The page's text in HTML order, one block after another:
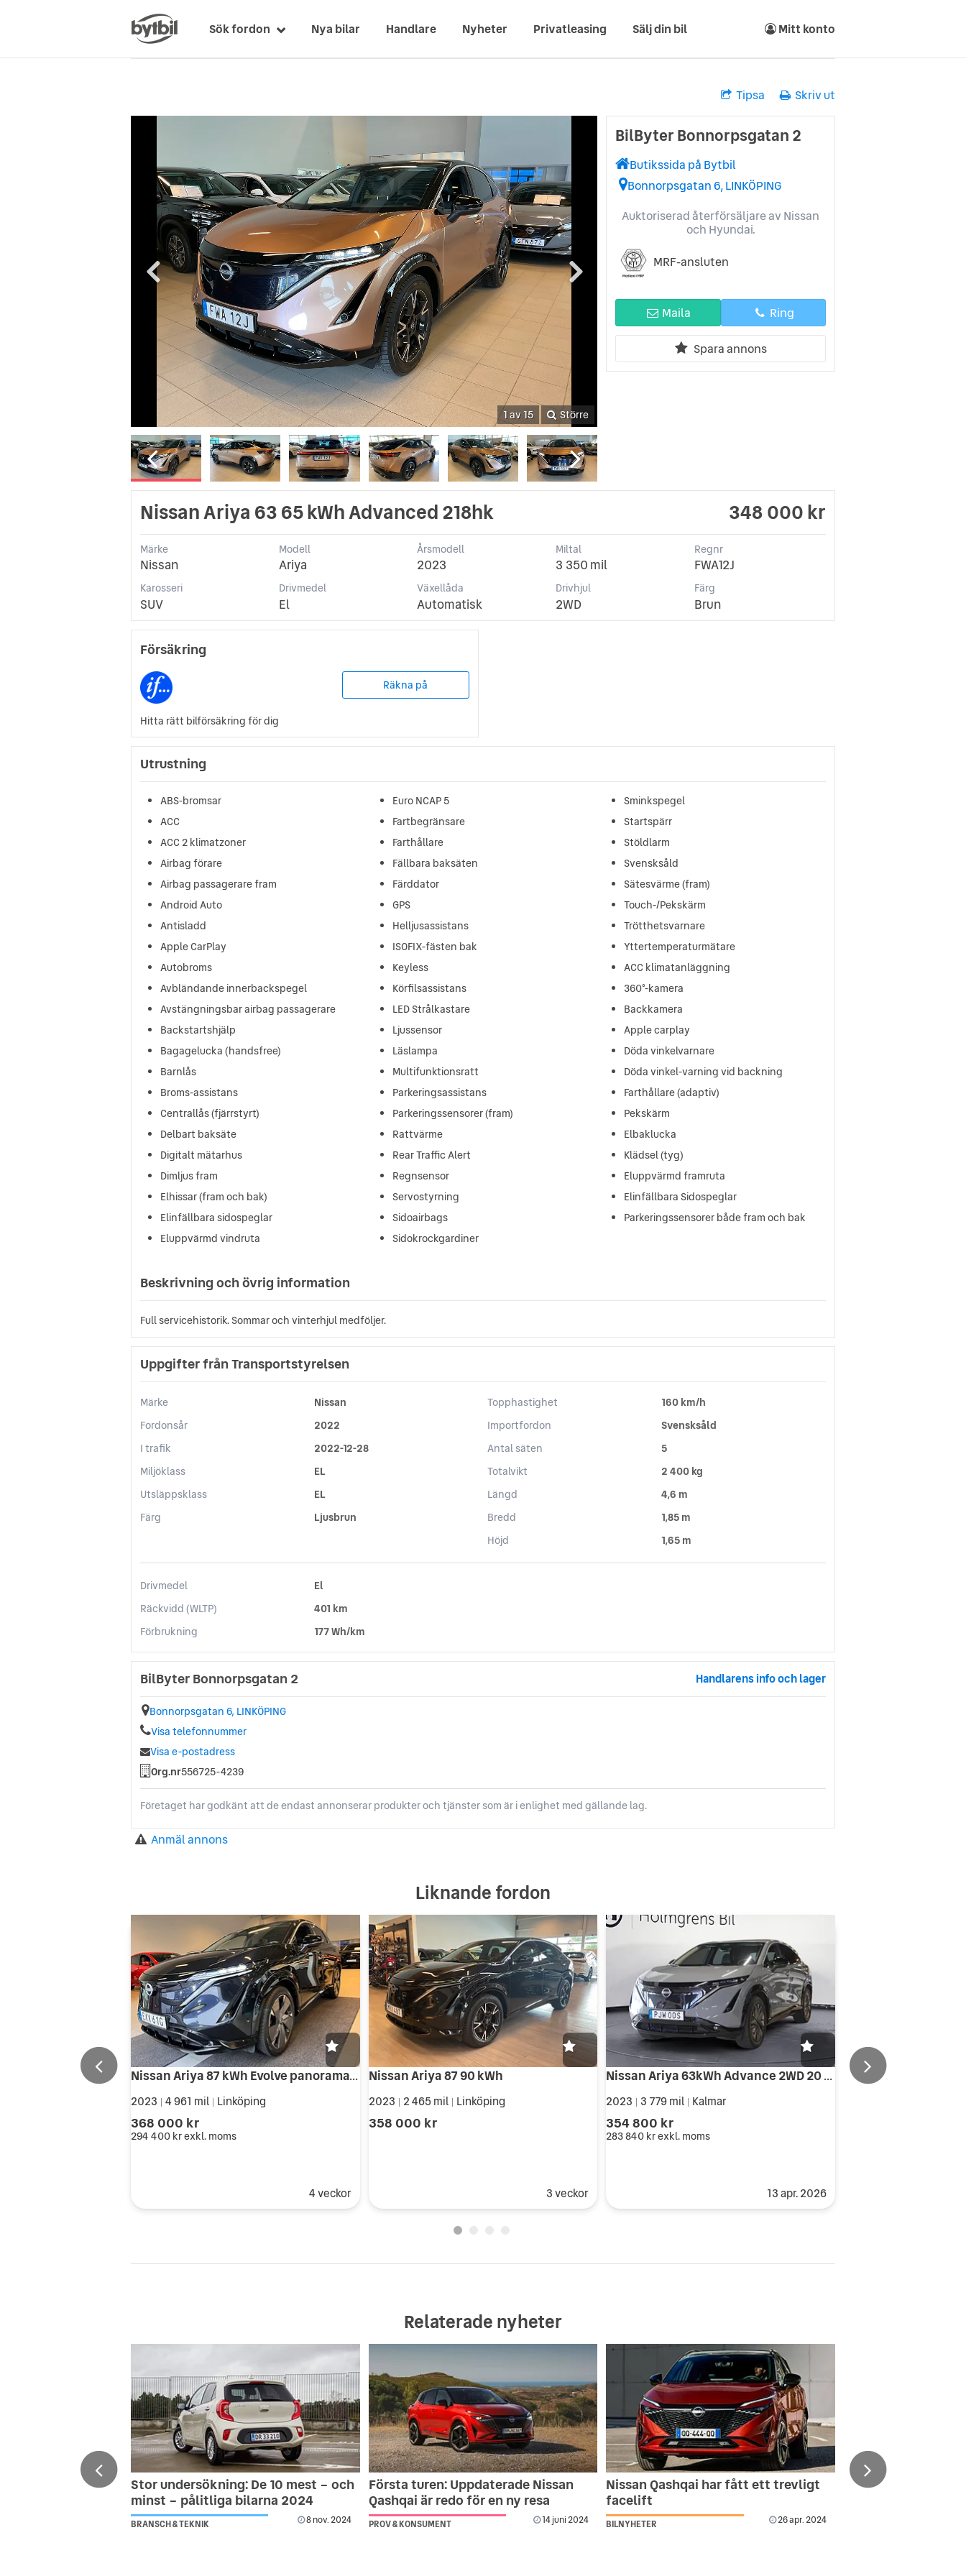
Sök fordon Nya bilar Handlare Nyheter Privatleasing Sälj din bil Mitt konto
Tipsa Skriv ut
1 av 15 Större
BilByter Bonnorpsgatan 2
Butikssida på Bytbil
Bonnorpsgatan 6, LINKÖPING
Auktoriserad återförsäljare av Nissan
och Hyundai.
MRF-ansluten
Maila Ring
Spara annons
Nissan Ariya 63 65 kWh Advanced 218hk 348 000 kr
Märke
Nissan
Modell
Ariya
Årsmodell
2023
Miltal
3 350 mil
Regnr
FWA12J
Karosseri
SUV
Drivmedel
El
Växellåda
Automatisk
Drivhjul
2WD
Färg
Brun
Försäkring
Räkna på
Hitta rätt bilförsäkring för dig
Utrustning
ABS-bromsar
ACC
ACC 2 klimatzoner
Airbag förare
Airbag passagerare fram
Android Auto
Antisladd
Apple CarPlay
Autobroms
Avbländande innerbackspegel
Avstängningsbar airbag passagerare
Backstartshjälp
Bagagelucka (handsfree)
Barnlås
Broms-assistans
Centrallås (fjärrstyrt)
Delbart baksäte
Digitalt mätarhus
Dimljus fram
Elhissar (fram och bak)
Elinfällbara sidospeglar
Eluppvärmd vindruta
Euro NCAP 5
Fartbegränsare
Farthållare
Fällbara baksäten
Färddator
GPS
Helljusassistans
ISOFIX-fästen bak
Keyless
Körfilsassistans
LED Strålkastare
Ljussensor
Läslampa
Multifunktionsratt
Parkeringsassistans
Parkeringssensorer (fram)
Rattvärme
Rear Traffic Alert
Regnsensor
Servostyrning
Sidoairbags
Sidokrockgardiner
Sminkspegel
Startspärr
Stöldlarm
Svensksåld
Sätesvärme (fram)
Touch-/Pekskärm
Trötthetsvarnare
Yttertemperaturmätare
ACC klimatanläggning
360°-kamera
Backkamera
Apple carplay
Döda vinkelvarnare
Döda vinkel-varning vid backning
Farthållare (adaptiv)
Pekskärm
Elbaklucka
Klädsel (tyg)
Eluppvärmd framruta
Elinfällbara Sidospeglar
Parkeringssensorer både fram och bak
Beskrivning och övrig information
Full servicehistorik. Sommar och vinterhjul medföljer.
Uppgifter från Transportstyrelsen
Märke
Nissan
Fordonsår
2022
I trafik
2022-12-28
Miljöklass
EL
Utsläppsklass
EL
Färg
Ljusbrun
Topphastighet
160 km/h
Importfordon
Svensksåld
Antal säten
5
Totalvikt
2 400 kg
Längd
4,6 m
Bredd
1,85 m
Höjd
1,65 m
Drivmedel
El
Räckvidd (WLTP)
401 km
Förbrukning
177 Wh/km
BilByter Bonnorpsgatan 2 Handlarens info och lager
Bonnorpsgatan 6, LINKÖPING
Visa telefonnummer
Visa e-postadress
Org.nr556725-4239
Företaget har godkänt att de endast annonserar produkter och tjänster som är i enlighet med gällande lag.
Anmäl annons
Liknande fordon
Nissan Ariya 87 kWh Evolve panorama, 2WD, 360
2023 4 961 mil Linköping
368 000 kr
294 400 krexkl. moms
4 veckor
Nissan Ariya 87 90 kWh
2023 | 2 465 mil | Linköping
358 000 kr
3 veckor
Nissan Ariya 63kWh Advance 2WD 20 Alu 22kw
2023 3 779 mil Kalmar
354 800 kr
283 840 krexkl. moms
13 apr. 2026
Relaterade nyheter
Stor undersökning: De 10 mest – och
minst – pålitliga bilarna 2024
BRANSCH & TEKNIK 8 nov. 2024
Första turen: Uppdaterade Nissan
Qashqai är redo för en ny resa
PROV & KONSUMENT 14 juni 2024
Nissan Qashqai har fått ett trevligt
facelift
BILNYHETER 26 apr. 2024